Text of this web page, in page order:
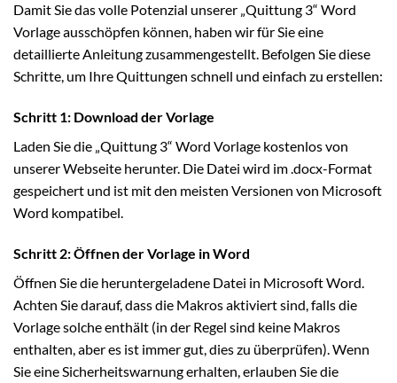
Damit Sie das volle Potenzial unserer „Quittung 3“ Word
Vorlage ausschöpfen können, haben wir für Sie eine
detaillierte Anleitung zusammengestellt. Befolgen Sie diese
Schritte, um Ihre Quittungen schnell und einfach zu erstellen:
Schritt 1: Download der Vorlage
Laden Sie die „Quittung 3“ Word Vorlage kostenlos von
unserer Webseite herunter. Die Datei wird im .docx-Format
gespeichert und ist mit den meisten Versionen von Microsoft
Word kompatibel.
Schritt 2: Öffnen der Vorlage in Word
Öffnen Sie die heruntergeladene Datei in Microsoft Word.
Achten Sie darauf, dass die Makros aktiviert sind, falls die
Vorlage solche enthält (in der Regel sind keine Makros
enthalten, aber es ist immer gut, dies zu überprüfen). Wenn
Sie eine Sicherheitswarnung erhalten, erlauben Sie die